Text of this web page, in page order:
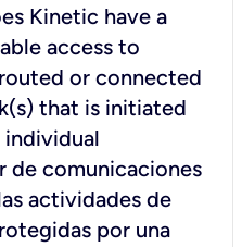
Kinetic have a
access to
or connected
that is initiated
de comunicaciones
actividades de
por una